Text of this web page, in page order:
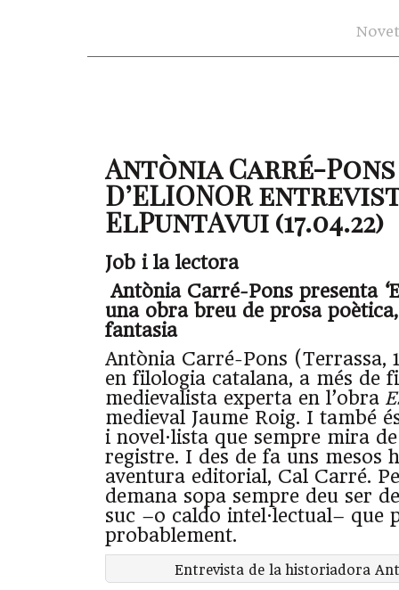
Antònia Carré-Pons
D’ELIONOR
ElPuntAvui (17.04.22)
Job i la lectora
Antònia Carré-Pons presenta
una obra breu de prosa
fantasia
Antònia Carré-Pons (Terrassa,
en filologia catalana, a més de
medievalista experta en l’obra
medieval Jaume Roig. I també
i novel·lista que sempre mira
registre. I des de fa uns mesos
aventura editorial, Cal Carré.
demana sopa sempre deu ser
suc –o caldo intel·lectual– que
probablement.
Entrevista de la historiadora